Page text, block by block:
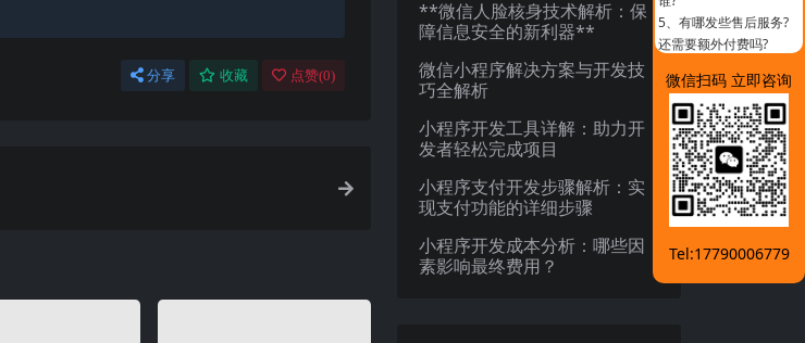
分享 收藏 点赞(0)
**微信人脸核身技术解析：保
障信息安全的新利器**
微信小程序解决方案与开发技
巧全解析
小程序开发工具详解：助力开
发者轻松完成项目
小程序支付开发步骤解析：实
现支付功能的详细步骤
小程序开发成本分析：哪些因
素影响最终费用？
5、 有哪发些售后服务?
还需要额外付费吗?
微信扫码 立即咨询
Tel:17790006779